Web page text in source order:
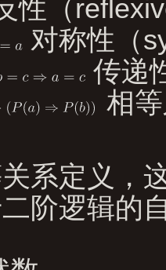
性（
对称性（
传递
相
系定义，
阶逻辑的